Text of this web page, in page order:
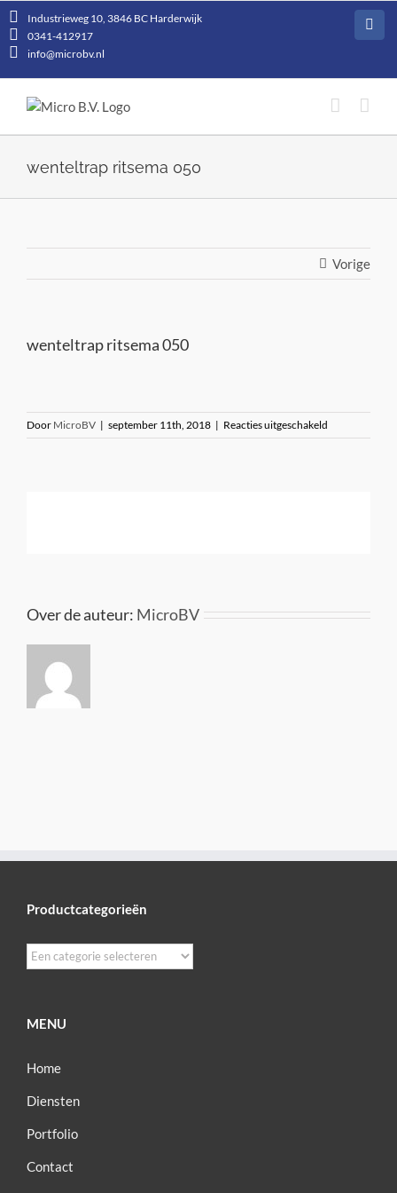
Ga
naar
inhoud
Industrieweg 10, 3846 BC Harderwijk
0341-412917
info@microbv.nl
wenteltrap ritsema 050
Vorige
wenteltrap ritsema 050
Door MicroBV | september 11th, 2018 | Reacties uitgeschakeld
wenteltrap
Over de auteur: MicroBV
Productcategorieën
MENU
Home
Diensten
Portfolio
Contact